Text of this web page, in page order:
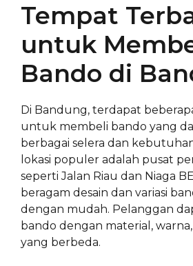
Tempat
untuk
Bando di
Di Bandung, terdapat
untuk membeli bando yang
berbagai selera dan
lokasi populer adalah pusat
seperti Jalan Riau dan Niaga
beragam desain dan variasi
dengan mudah. Pelanggan
bando dengan material,
yang berbeda.